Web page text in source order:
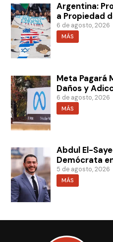
Argentina:
a Propiedad
6 de agosto, 2026
MÁS
Meta Pagará
Daños y
6 de agosto, 2026
MÁS
Abdul El-
Demócrata
5 de agosto, 2026
MÁS